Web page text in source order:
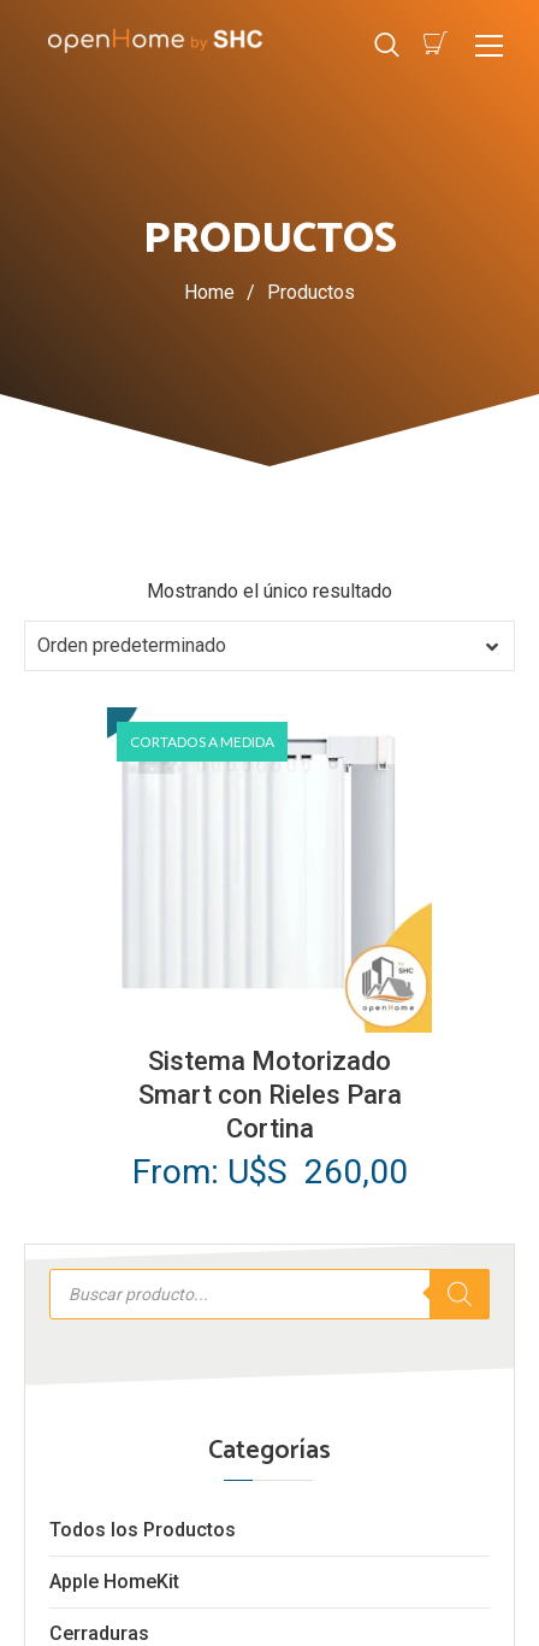
PRODUCTOS
Home / Productos
Búsqueda
productos
Categorías
Todos los Productos
Apple HomeKit
Cerraduras
Mostrando el único resultado
Orden predeterminado
CORTADOS A MEDIDA
producto
tiene
múltiples
Las
se
elegir
de
producto
Sistema Motorizado
Smart con Rieles Para
Cortina
From: U$S 260,00